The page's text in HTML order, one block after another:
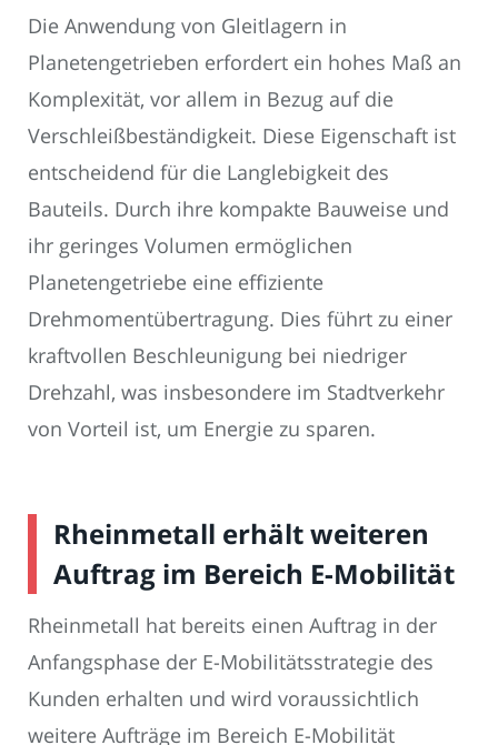
Die Anwendung von Gleitlagern in
Planetengetrieben erfordert ein hohes Maß an
Komplexität, vor allem in Bezug auf die
Verschleißbeständigkeit. Diese Eigenschaft ist
entscheidend für die Langlebigkeit des
Bauteils. Durch ihre kompakte Bauweise und
ihr geringes Volumen ermöglichen
Planetengetriebe eine effiziente
Drehmomentübertragung. Dies führt zu einer
kraftvollen Beschleunigung bei niedriger
Drehzahl, was insbesondere im Stadtverkehr
von Vorteil ist, um Energie zu sparen.
Rheinmetall erhält weiteren
Auftrag im Bereich E-Mobilität
Rheinmetall hat bereits einen Auftrag in der
Anfangsphase der E-Mobilitätsstrategie des
Kunden erhalten und wird voraussichtlich
weitere Aufträge im Bereich E-Mobilität